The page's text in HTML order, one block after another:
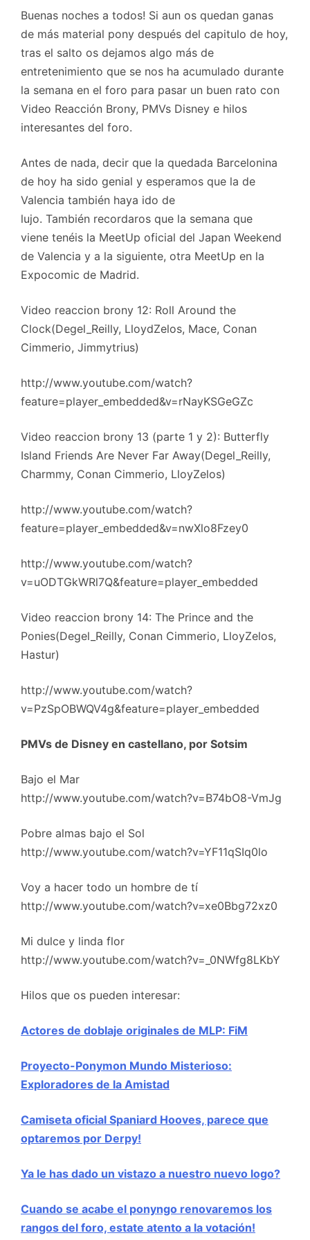
Buenas noches a todos! Si aun os quedan ganas
de más material pony después del capitulo de hoy,
tras el salto os dejamos algo más de
entretenimiento que se nos ha acumulado durante
la semana en el foro para pasar un buen rato con
Video Reacción Brony, PMVs Disney e hilos
interesantes del foro.
Antes de nada, decir que la quedada Barcelonina
de hoy ha sido genial y esperamos que la de
Valencia también haya ido de
lujo. También recordaros que la semana que
viene tenéis la MeetUp oficial del Japan Weekend
de Valencia y a la siguiente, otra MeetUp en la
Expocomic de Madrid.
Video reaccion brony 12: Roll Around the
Clock(Degel_Reilly, LloydZelos, Mace, Conan
Cimmerio, Jimmytrius)
http://www.youtube.com/watch?
feature=player_embedded&v=rNayKSGeGZc
Video reaccion brony 13 (parte 1 y 2): Butterfly
Island Friends Are Never Far Away(Degel_Reilly,
Charmmy, Conan Cimmerio, LloyZelos)
http://www.youtube.com/watch?
feature=player_embedded&v=nwXlo8Fzey0
http://www.youtube.com/watch?
v=uODTGkWRl7Q&feature=player_embedded
Video reaccion brony 14: The Prince and the
Ponies(Degel_Reilly, Conan Cimmerio, LloyZelos,
Hastur)
http://www.youtube.com/watch?
v=PzSpOBWQV4g&feature=player_embedded
PMVs de Disney en castellano, por Sotsim
Bajo el Mar
http://www.youtube.com/watch?v=B74bO8-VmJg
Pobre almas bajo el Sol
http://www.youtube.com/watch?v=YF11qSIq0lo
Voy a hacer todo un hombre de tí
http://www.youtube.com/watch?v=xe0Bbg72xz0
Mi dulce y linda flor
http://www.youtube.com/watch?v=_0NWfg8LKbY
Hilos que os pueden interesar:
Actores de doblaje originales de MLP: FiM
Proyecto-Ponymon Mundo Misterioso:
Exploradores de la Amistad
Camiseta oficial Spaniard Hooves, parece que
optaremos por Derpy!
Ya le has dado un vistazo a nuestro nuevo logo?
Cuando se acabe el ponyngo renovaremos los
rangos del foro, estate atento a la votación!